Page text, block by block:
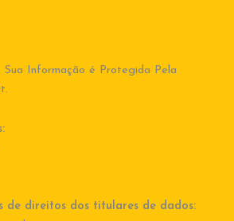
Sua Informação é Protegida Pela
de direitos dos titulares de dados: